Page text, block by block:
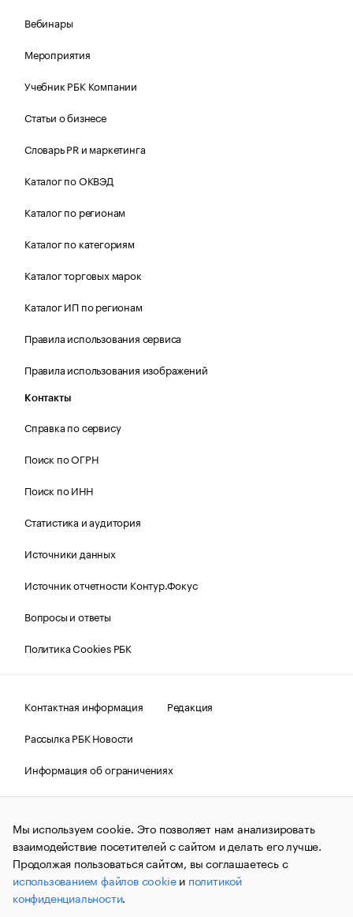
Вебинары
Мероприятия
Учебник РБК Компании
Статьи о бизнесе
Словарь PR и маркетинга
Каталог по ОКВЭД
Каталог по регионам
Каталог по категориям
Каталог торговых марок
Каталог ИП по регионам
Правила использования сервиса
Правила использования изображений
Контакты
Справка по сервису
Поиск по ОГРН
Поиск по ИНН
Статистика и аудитория
Источники данных
Источник отчетности Контур.Фокус
Вопросы и ответы
Политика Cookies РБК
Контактная информация
Редакция
Рассылка РБК Новости
Информация об ограничениях
Правовая информация
О соблюдении авторских прав
© АО «РОСБИЗНЕСКОНСАЛТИНГ»,1995–2026.Сообщения
и материалы информационного агентства «РБК»
(зарегистрировано Федеральной службой по надзору в сфере
связи, информационных технологий и массовых
коммуникаций (Роскомнадзор) 09.12.2015 за номером ИА
№ФС77-63848) сопровождаются пометкой «РБК». Отдельные
публикации могут содержать информацию,
Мы используем cookie. Это позволяет нам анализировать
взаимодействие посетителей с сайтом и делать его лучше.
Продолжая пользоваться сайтом, вы соглашаетесь с
использованием файлов cookieи политикой
конфиденциальности.